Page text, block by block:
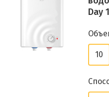
Day
10